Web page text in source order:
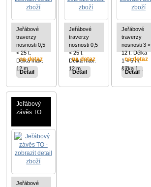
Jeřábové
traverzy
nosnosti 0,5
< 25 t.
Délka max.
12 m,…
na dotaz
Detail
Jeřábové
traverzy
nosnosti 0,5
< 25 t.
Délka max.
12 m,…
na dotaz
Detail
Jeřábové
traverzy
nosnosti 3 <
12 t. Délka
1 < 5 m,
šířka 1…
na dotaz
Detail
Jeřábový
závěs TO
Jeřábové